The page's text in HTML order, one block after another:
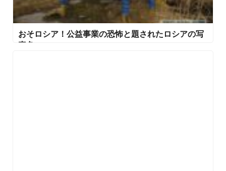
おそロシア！公益事業の恐怖と題されたロシアの写
真色々